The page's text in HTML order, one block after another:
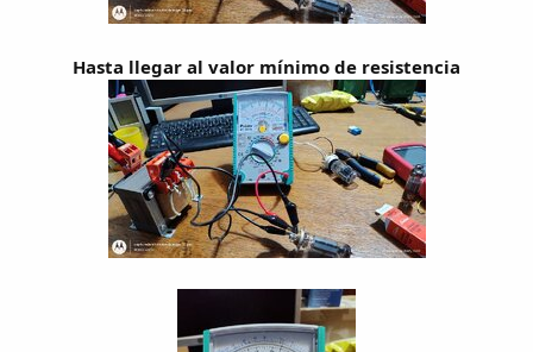
Hasta llegar al valor mínimo de resistencia